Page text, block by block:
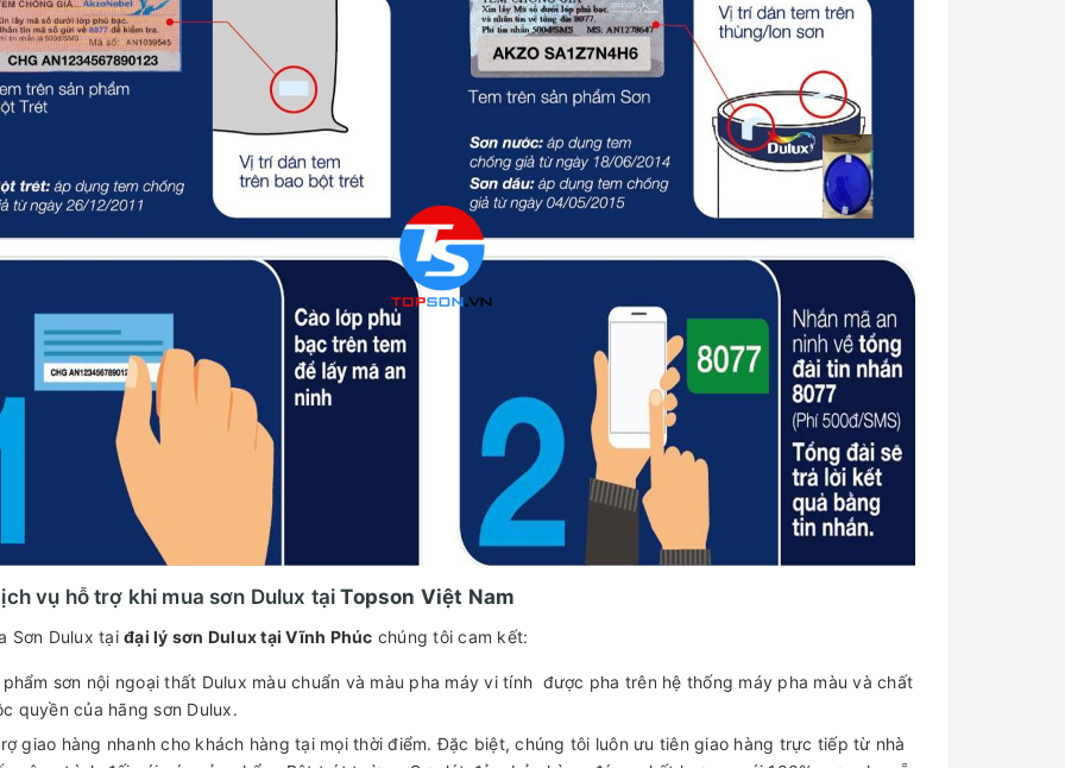
vụ hỗ trợ khi mua sơn Dulux tạiTopson Việt Nam
Sơn Dulux tại đại lý sơn Dulux tại Vĩnh Phúc chúng tôi cam kết:
phẩm sơn nội ngoại thất Dulux màu chuẩn và màu pha máy vi tính được pha trên hệ thống máy pha màu và chất
quyền của hãng sơn Dulux.
giao hàng nhanh cho khách hàng tại mọi thời điểm. Đặc biệt, chúng tôi luôn ưu tiên giao hàng trực tiếp từ nhà